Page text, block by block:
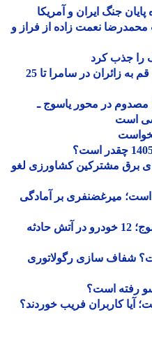
جنگ ایران و آمریکا
نعمت زاده از فراز و
جذب کرد
خدمت رسانی موکب امامزادگان قم به زائران در سامرا تا 25
تصادف 12 خودرو با 19 مصدوم در محور یاسوج ـ
مشترکین کشاورزی لغو
میرغضنفری بر آمادگی
تصادف مرگبار تریلی در جاده یاسوج؛ 12 خودرو در آتش حادثه
چیست؟ شفاف سازی رگولاتوری
است؟